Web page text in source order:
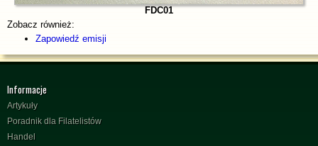
FDC01
Zobacz również:
Zapowiedź emisji
Informacje
Artykuły
Poradnik dla Filatelistów
Handel